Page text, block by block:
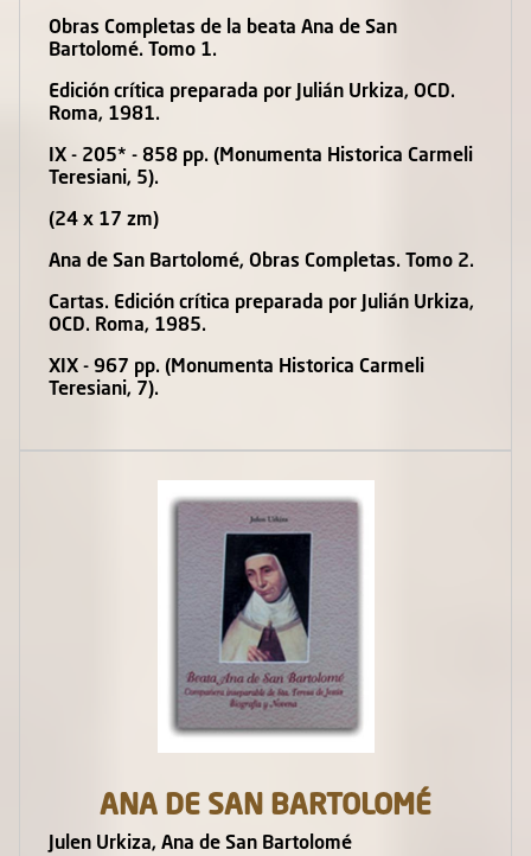
Obras Completas de la beata Ana de San
Bartolomé. Tomo 1.
Edición crítica preparada por Julián Urkiza, OCD.
Roma, 1981.
IX - 205* - 858 pp. (Monumenta Historica Carmeli
Teresiani, 5).
(24 x 17 zm)
Ana de San Bartolomé, Obras Completas. Tomo 2.
Cartas. Edición crítica preparada por Julián Urkiza,
OCD. Roma, 1985.
XIX - 967 pp. (Monumenta Historica Carmeli
Teresiani, 7).
ANA DE SAN BARTOLOMÉ
Julen Urkiza, Ana de San Bartolomé